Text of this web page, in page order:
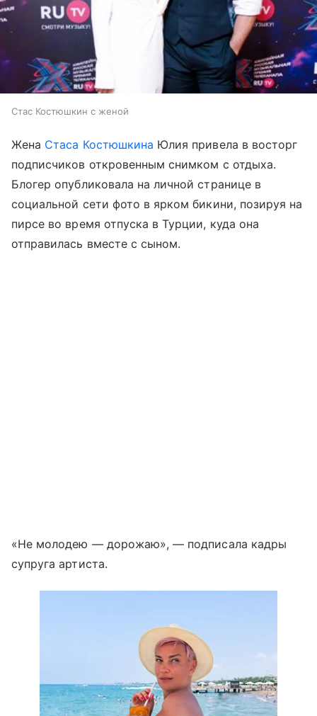
Стас Костюшкин с женой
Жена Стаса Костюшкина Юлия привела в восторг
подписчиков откровенным снимком с отдыха.
Блогер опубликовала на личной странице в
социальной сети фото в ярком бикини, позируя на
пирсе во время отпуска в Турции, куда она
отправилась вместе с сыном.
«Не молодею — дорожаю», — подписала кадры
супруга артиста.